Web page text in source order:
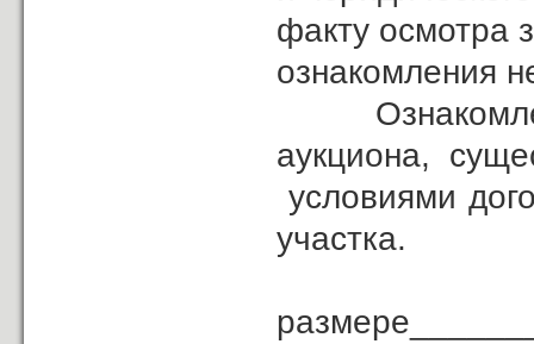
факту осмотра
ознакомления
Ознакомлен
аукциона,
условиями
участка.